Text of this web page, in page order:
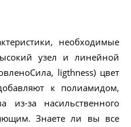
необходимые
узел и линейной
ligthness) цвет
к полиамидом,
из-за насильственного
Знаете ли вы все